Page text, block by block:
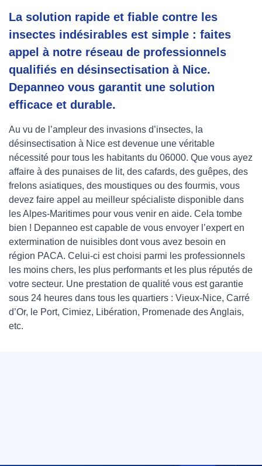
La solution rapide et fiable contre les
insectes indésirables est simple : faites
appel à notre réseau de professionnels
qualifiés en désinsectisation à Nice.
Depanneo vous garantit une solution
efficace et durable.
Au vu de l’ampleur des invasions d’insectes, la
désinsectisation à Nice est devenue une véritable
nécessité pour tous les habitants du 06000. Que vous ayez
affaire à des punaises de lit, des cafards, des guêpes, des
frelons asiatiques, des moustiques ou des fourmis, vous
devez faire appel au meilleur spécialiste disponible dans
les Alpes-Maritimes pour vous venir en aide. Cela tombe
bien ! Depanneo est capable de vous envoyer l’expert en
extermination de nuisibles dont vous avez besoin en
région PACA. Celui-ci est choisi parmi les professionnels
les moins chers, les plus performants et les plus réputés de
votre secteur. Une prestation de qualité vous est garantie
sous 24 heures dans tous les quartiers : Vieux-Nice, Carré
d’Or, le Port, Cimiez, Libération, Promenade des Anglais,
etc.